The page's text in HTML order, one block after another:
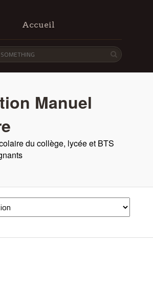
Accueil
Manuel
du collège, lycée et BTS